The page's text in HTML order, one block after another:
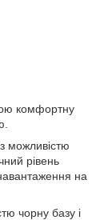
комфортну
можливістю
рівень
на
чорну базу і